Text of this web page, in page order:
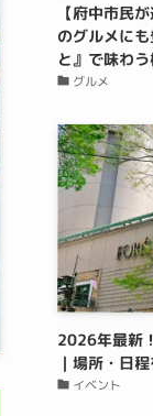
【府中市民
のグルメに
と』で味わ
グルメ
2026年最新
｜場所・日
イベント